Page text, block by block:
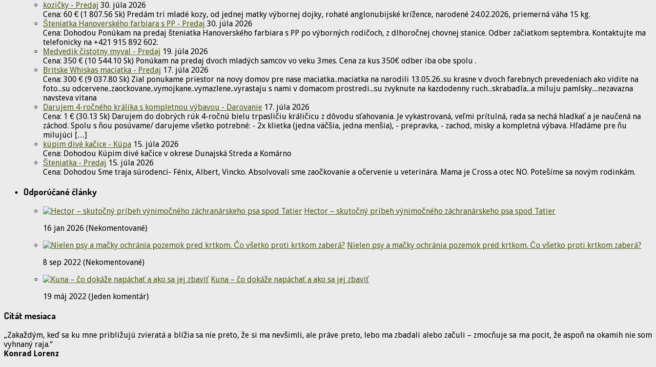
kozičky - Predaj 30. júla 2026
Cena: 60 € (1 807.56 Sk) Predám tri mladé kozy, od jednej matky výbornej dojky, rohaté anglonubijské krížence, narodené 24.02.2026, priemerná váha 15 kg.
Šteniatka Hanoverského farbiara s PP - Predaj 30. júla 2026
Cena: Dohodou Ponúkam na predaj šteniatka Hanoverského farbiara s PP po výborných rodičoch, z dlhoročnej chovnej stanice. Odber začiatkom septembra. Kontaktujte ma
telefonicky na +421 915 892 602.
Medvedik čistotny myval - Predaj 19. júla 2026
Cena: 350 € (10 544.10 Sk) Ponúkam na predaj dvoch mladých samcov vo veku 3mes. Cena za kus 350€ odber iba obe spolu .
Britske Whiskas maciatka - Predaj 17. júla 2026
Cena: 300 € (9 037.80 Sk) Zial ponukame priestor na novy domov pre nase maciatka..maciatka na narodili 13.05.26..su krasne v dvoch farebnych prevedeniach ako vidite na
foto...su odcervene..zaockovane..vymojkane..vymazlene..vyrastaju s nami v domacom prostredi...su zvyknute na kazdodenny ruch...skrabadla...a miluju pamlsky....nezavazna
navsteva vitana
Darujem 4-ročného králika s kompletnou výbavou - Darovanie 17. júla 2026
Cena: 1 € (30.13 Sk) Darujem do dobrých rúk 4-ročnú bielu trpasličiu králičicu z dôvodu sťahovania. Je vykastrovaná, veľmi prítulná, rada sa nechá hladkať a je naučená na
záchod. Spolu s ňou posúvame/ darujeme všetko potrebné: - 2x klietka (jedna väčšia, jedna menšia), - prepravka, - zachod, misky a kompletná výbava. Hľadáme pre ňu
milujúci […]
kúpim divé kačice - Kúpa 15. júla 2026
Cena: Dohodou Kúpim divé kačice v okrese Dunajská Streda a Komárno
Šteniatka - Predaj 15. júla 2026
Cena: Dohodou Sme traja súrodenci- Fénix, Albert, Vincko. Absolvovali sme zaočkovanie a očervenie u veterinára. Mama je Cross a otec NO. Potešíme sa novým rodinkám.
Odporúčané články
Hector – skutočný príbeh výnimočného záchranárskeho psa spod Tatier
16 jan 2026 (Nekomentované)
Nielen psy a mačky ochránia pozemok pred krtkom. Čo všetko proti krtkom zaberá?
8 sep 2022 (Nekomentované)
Kuna – čo dokáže napáchať a ako sa jej zbaviť
19 máj 2022 (Jeden komentár)
Citát mesiaca
„Zakaždým, keď sa ku mne približujú zvieratá a blížia sa nie preto, že si ma nevšimli, ale práve preto, lebo ma zbadali alebo začuli – zmocňuje sa ma pocit, že aspoň na okamih nie som
vyhnaný raja.“
Konrad Lorenz